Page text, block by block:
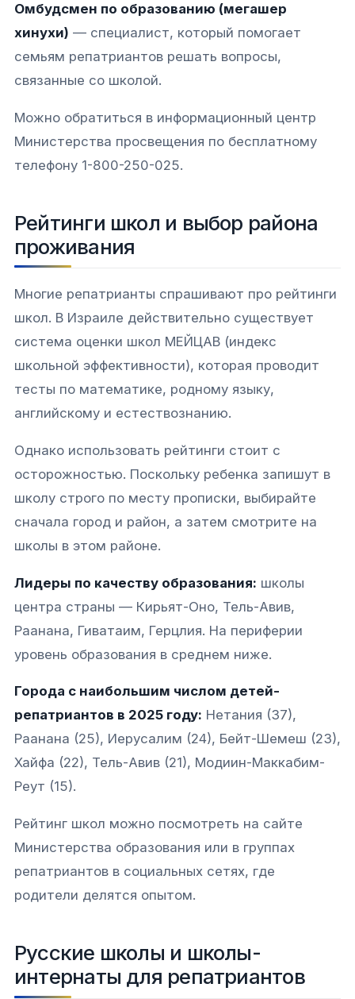
Омбудсмен по образованию (мегашер
хинухи) — специалист, который помогает
семьям репатриантов решать вопросы,
связанные со школой.​
Можно обратиться в информационный центр
Министерства просвещения по бесплатному
телефону 1-800-250-025.​
Рейтинги школ и выбор района
проживания
Многие репатрианты спрашивают про рейтинги
школ. В Израиле действительно существует
система оценки школ МЕЙЦАВ (индекс
школьной эффективности), которая проводит
тесты по математике, родному языку,
английскому и естествознанию.​
Однако использовать рейтинги стоит с
осторожностью. Поскольку ребенка запишут в
школу строго по месту прописки, выбирайте
сначала город и район, а затем смотрите на
школы в этом районе.​​
Лидеры по качеству образования: школы
центра страны — Кирьят-Оно, Тель-Авив,
Раанана, Гиватаим, Герцлия. На периферии
уровень образования в среднем ниже.​
Города с наибольшим числом детей-
репатриантов в 2025 году: Нетания (37),
Раанана (25), Иерусалим (24), Бейт-Шемеш (23),
Хайфа (22), Тель-Авив (21), Модиин-Маккабим-
Реут (15).​
Рейтинг школ можно посмотреть на сайте
Министерства образования или в группах
репатриантов в социальных сетях, где
родители делятся опытом.​
Русские школы и школы-
интернаты для репатриантов